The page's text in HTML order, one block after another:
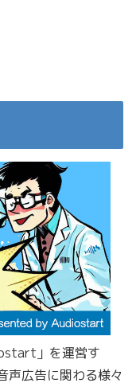
」を運営す
声広告に関わる様々